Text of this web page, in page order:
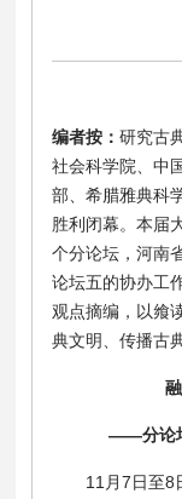
编者按： 研究古
社会科学院、中
部、希腊雅典科
胜利闭幕。本届
个分论坛，河南
论坛五的协办工
观点摘编，以飨
典文明、传播古
——分论
11月7日至8